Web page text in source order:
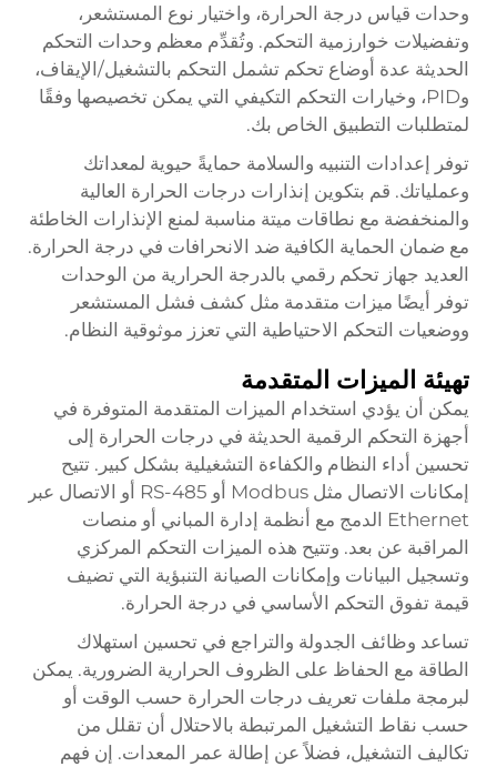
وحدات قياس درجة الحرارة، واختيار نوع المستشعر،
وتفضيلات خوارزمية التحكم. وتُقدِّم معظم وحدات التحكم
الحديثة عدة أوضاع تحكم تشمل التحكم بالتشغيل/الإيقاف،
وPID، وخيارات التحكم التكيفي التي يمكن تخصيصها وفقًا
لمتطلبات التطبيق الخاص بك.
توفر إعدادات التنبيه والسلامة حمايةً حيوية لمعداتك
وعملياتك. قم بتكوين إنذارات درجات الحرارة العالية
والمنخفضة مع نطاقات ميتة مناسبة لمنع الإنذارات الخاطئة
مع ضمان الحماية الكافية ضد الانحرافات في درجة الحرارة.
العديد جهاز تحكم رقمي بالدرجة الحرارية من الوحدات
توفر أيضًا ميزات متقدمة مثل كشف فشل المستشعر
ووضعيات التحكم الاحتياطية التي تعزز موثوقية النظام.
تهيئة الميزات المتقدمة
يمكن أن يؤدي استخدام الميزات المتقدمة المتوفرة في
أجهزة التحكم الرقمية الحديثة في درجات الحرارة إلى
تحسين أداء النظام والكفاءة التشغيلية بشكل كبير. تتيح
إمكانات الاتصال مثل Modbus أو RS-485 أو الاتصال عبر
Ethernet الدمج مع أنظمة إدارة المباني أو منصات
المراقبة عن بعد. وتتيح هذه الميزات التحكم المركزي
وتسجيل البيانات وإمكانات الصيانة التنبؤية التي تضيف
قيمة تفوق التحكم الأساسي في درجة الحرارة.
تساعد وظائف الجدولة والتراجع في تحسين استهلاك
الطاقة مع الحفاظ على الظروف الحرارية الضرورية. يمكن
لبرمجة ملفات تعريف درجات الحرارة حسب الوقت أو
حسب نقاط التشغيل المرتبطة بالاحتلال أن تقلل من
تكاليف التشغيل، فضلاً عن إطالة عمر المعدات. إن فهم